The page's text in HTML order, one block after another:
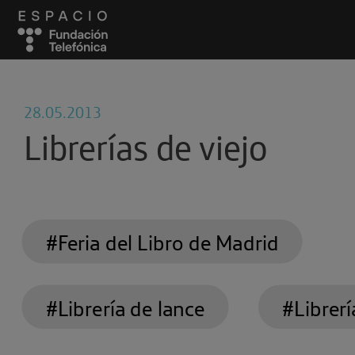
28.05.2013
Librerías de viejo
#Feria del Libro de Madrid
#Librería de lance